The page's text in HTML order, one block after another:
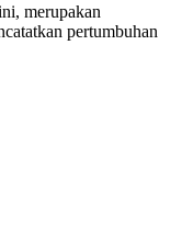
merupakan
pertumbuhan